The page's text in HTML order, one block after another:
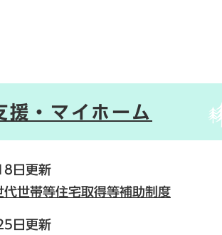
援・マイホーム
日更新
代世帯等住宅取得等補助制度
日更新